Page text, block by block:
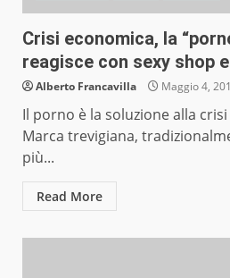
Crisi economica, la
reagisce con sexy shop
Alberto Francavilla Maggio 4,
Il porno è la soluzione alla
Marca trevigiana,
più...
Read More